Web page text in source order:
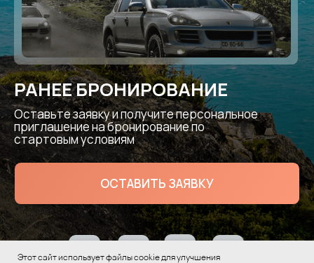
Этот сайт использует файлы cookie для улучшения
ОСТАВИТЬ ЗАЯВКУ
Оставьте заявку и получите персональное
приглашение на бронирование по
стартовым условиям
РАНЕЕ БРОНИРОВАНИЕ